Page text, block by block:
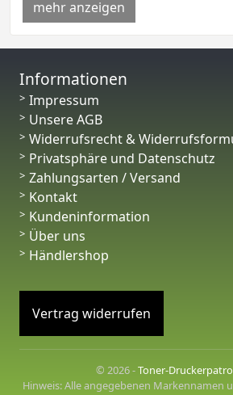
mehr anzeigen
Informationen
Impressum
Unsere AGB
Widerrufsrecht &
Privatsphäre und Datenschutz
Zahlungsarten / Versand
Kontakt
Kundeninformation
Über uns
Händlershop
Vertrag widerrufen
© 2026 -Toner-
Hinweis: Alle angegebenen Markennamen